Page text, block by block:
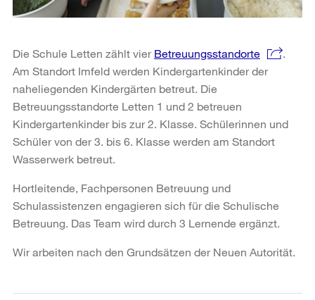
Die Schule Letten zählt vier Betreuungsstandorte
.
Am Standort Imfeld werden Kindergartenkinder der
naheliegenden Kindergärten betreut. Die
Betreuungsstandorte Letten 1 und 2 betreuen
Kindergartenkinder bis zur 2. Klasse. Schülerinnen und
Schüler von der 3. bis 6. Klasse werden am Standort
Wasserwerk betreut.
Hortleitende, Fachpersonen Betreuung und
Schulassistenzen engagieren sich für die Schulische
Betreuung. Das Team wird durch 3 Lernende ergänzt.
Wir arbeiten nach den Grundsätzen der Neuen Autorität.